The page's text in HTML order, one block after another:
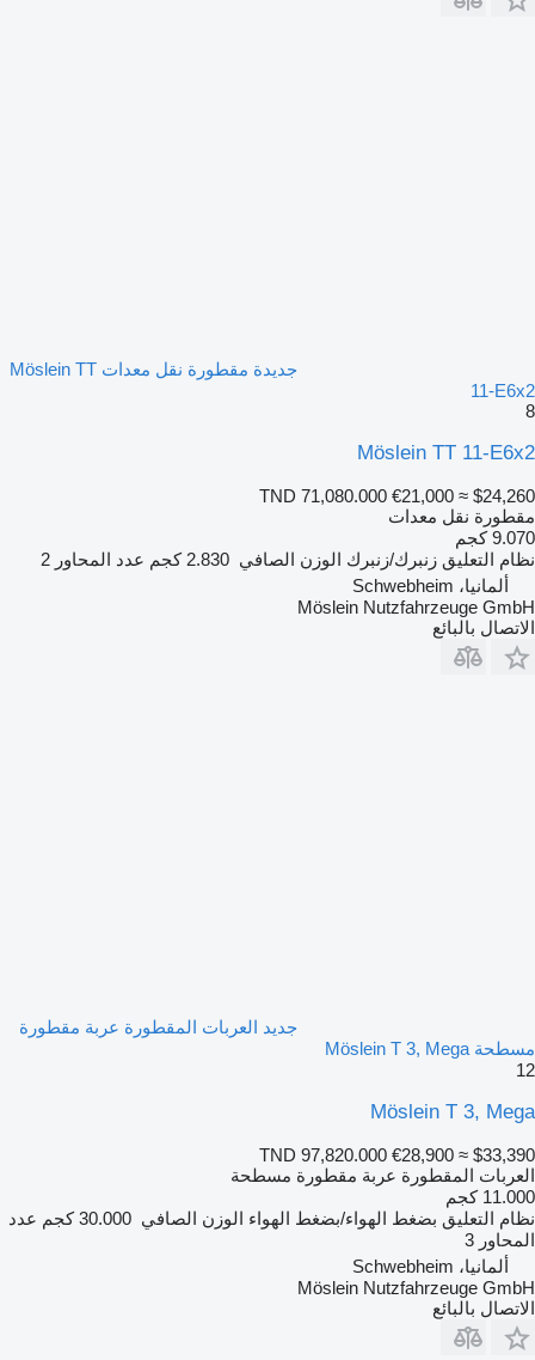
جديدة مقطورة نقل معدات Möslein TT
11-E6x2
8
Möslein TT 11-E6x2
TND 71,080.000 €21,000 ≈ $24,260
مقطورة نقل معدات
9.070 كجم
نظام التعليق زنبرك/زنبرك الوزن الصافي 2.830 كجم عدد المحاور 2
ألمانيا، Schwebheim
Möslein Nutzfahrzeuge GmbH
الاتصال بالبائع
جديد العربات المقطورة عربة مقطورة
مسطحة Möslein T 3, Mega
12
Möslein T 3, Mega
TND 97,820.000 €28,900 ≈ $33,390
العربات المقطورة عربة مقطورة مسطحة
11.000 كجم
نظام التعليق بضغط الهواء/بضغط الهواء الوزن الصافي 30.000 كجم
عدد
المحاور 3
ألمانيا، Schwebheim
Möslein Nutzfahrzeuge GmbH
الاتصال بالبائع